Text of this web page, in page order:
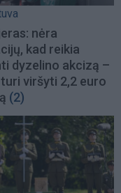
nėra
kad reikia
dyzelino akcizą –
turi viršyti 2,2 euro
(2)